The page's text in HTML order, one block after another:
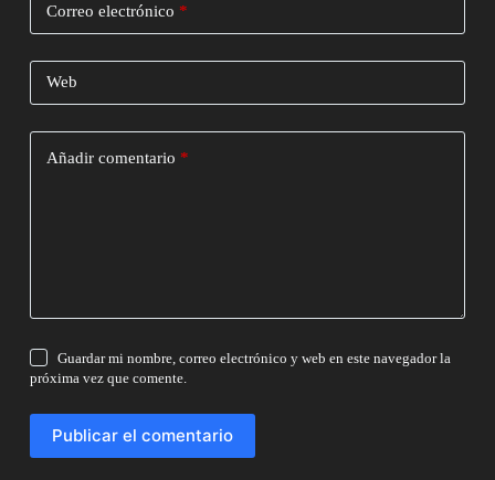
Correo electrónico *
Web
Añadir comentario *
Guardar mi nombre, correo electrónico y web en este navegador la
próxima vez que comente.
Publicar el comentario